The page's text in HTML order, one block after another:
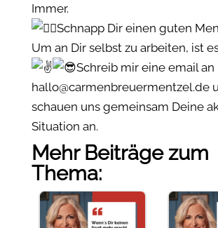
Immer.
Schnapp Dir einen guten
Um an Dir selbst zu arbeiten, ist
Schreib mir eine email an
hallo@carmenbreuermentzel.de
schauen uns gemeinsam Deine
Situation an.
Mehr Beiträge zum
Thema: